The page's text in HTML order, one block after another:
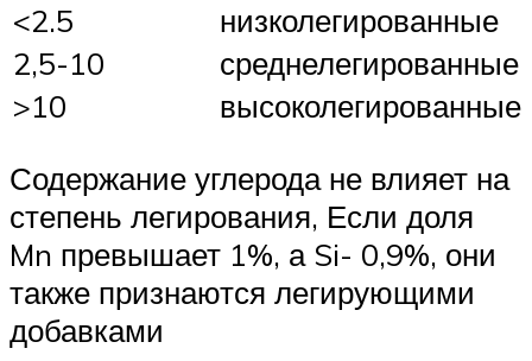
<2.5
низколегированные
2,5-10
среднелегированные
>10
высоколегированные
Содержание углерода не влияет на
степень легирования, Если доля
Mn превышает 1%, а Si- 0,9%, они
также признаются легирующими
добавками